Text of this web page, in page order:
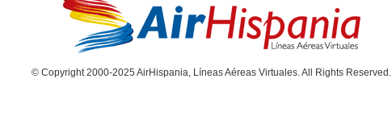
© Copyright 2000-2025 AirHispania, Líneas Aéreas Virtuales. All Rights Reserved.